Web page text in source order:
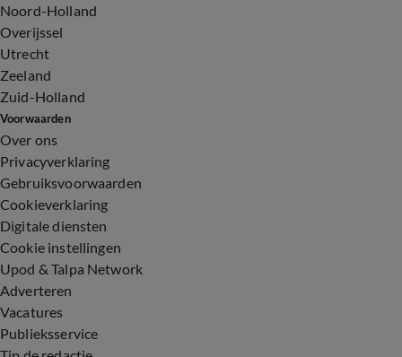
Noord-Holland
Overijssel
Utrecht
Zeeland
Zuid-Holland
Voorwaarden
Over ons
Privacyverklaring
Gebruiksvoorwaarden
Cookieverklaring
Digitale diensten
Cookie instellingen
Upod & Talpa Network
Adverteren
Vacatures
Publieksservice